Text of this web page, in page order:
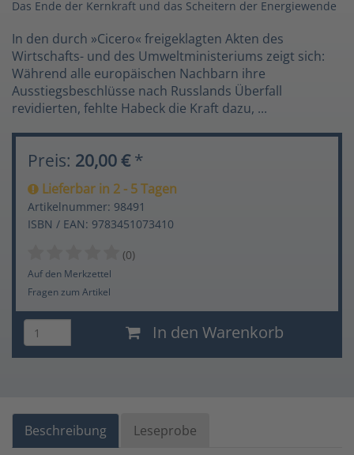
Das Ende der Kernkraft und das Scheitern der Energiewende
In den durch »Cicero« freigeklagten Akten des
Wirtschafts- und des Umweltministeriums zeigt sich:
Während alle europäischen Nachbarn ihre
Ausstiegsbeschlüsse nach Russlands Überfall
revidierten, fehlte Habeck die Kraft dazu, ...
Preis: 20,00 € *
Lieferbar in 2 - 5 Tagen
Artikelnummer: 98491
ISBN / EAN: 9783451073410
(0)
Auf den Merkzettel
Fragen zum Artikel
In den Warenkorb
Beschreibung
Leseprobe